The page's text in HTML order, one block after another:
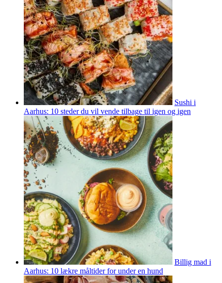
Sushi i
Aarhus: 10 steder du vil vende tilbage til igen og igen
Billig mad i
Aarhus: 10 lækre måltider for under en hund